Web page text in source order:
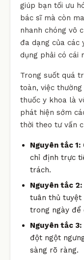
giúp bạn tối ưu
bác sĩ mà còn
nhanh chóng vô
đa dạng của các
dụng phải có cái
Trong suốt quá
toàn, việc
thuốc y khoa là
phát hiện sớm
thời theo tư vấn
Nguyên tắc 1:
chỉ định trực
trách.
Nguyên tắc 2:
tuân thủ tuyệt
trong ngày để
Nguyên tắc 3:
đột ngột
sàng rõ ràng.